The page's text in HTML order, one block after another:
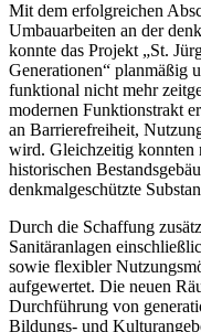
Mit dem erfolgreichen
Umbauarbeiten an der
konnte das Projekt „St.
Generationen“ planmäßig
funktional nicht mehr
modernen Funktionstrakt
an Barrierefreiheit,
wird. Gleichzeitig konnten
historischen
denkmalgeschützte
Durch die Schaffung
Sanitäranlagen
sowie flexibler
aufgewertet. Die neuen
Durchführung von
Bildungs- und